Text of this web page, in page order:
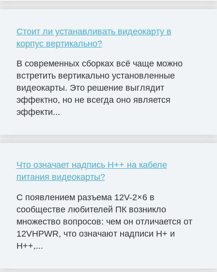
Стоит ли устанавливать видеокарту в
корпус вертикально?
В современных сборках всё чаще можно
встретить вертикально установленные
видеокарты. Это решение выглядит
эффектно, но не всегда оно является
эффекти...
Что означает надпись H++ на кабеле
питания видеокарты?
С появлением разъема 12V-2×6 в
сообществе любителей ПК возникло
множество вопросов: чем он отличается от
12VHPWR, что означают надписи H+ и
H++,...